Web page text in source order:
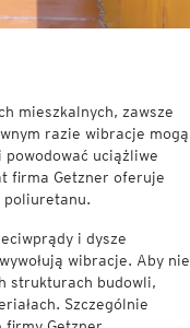
mieszkalnych, zawsze
razie wibracje mogą
uciążliwe
firma Getzner oferuje
poliuretanu.
i dysze
wibracje. Aby nie
strukturach budowli,
Szczególnie